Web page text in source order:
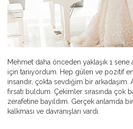
Mehmet daha önceden yaklaşık 1 sene
için tanıyordum. Hep gülen ve pozitif
insandır, çokta sevdiğim bir arkadaşım.
fırsatı buldum. Çekimler sırasında çok
zerafetine bayıldım. Gerçek anlamda
kalkması ve davranışları vardı.